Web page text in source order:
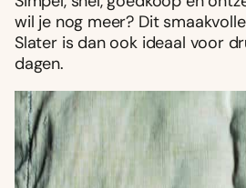
wil je nog meer? Dit
Slater is dan ook ideaal voor
dagen.